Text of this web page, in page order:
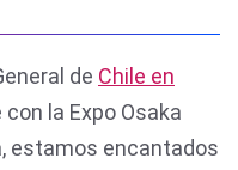
de Chile en
con la Expo Osaka
estamos encantados